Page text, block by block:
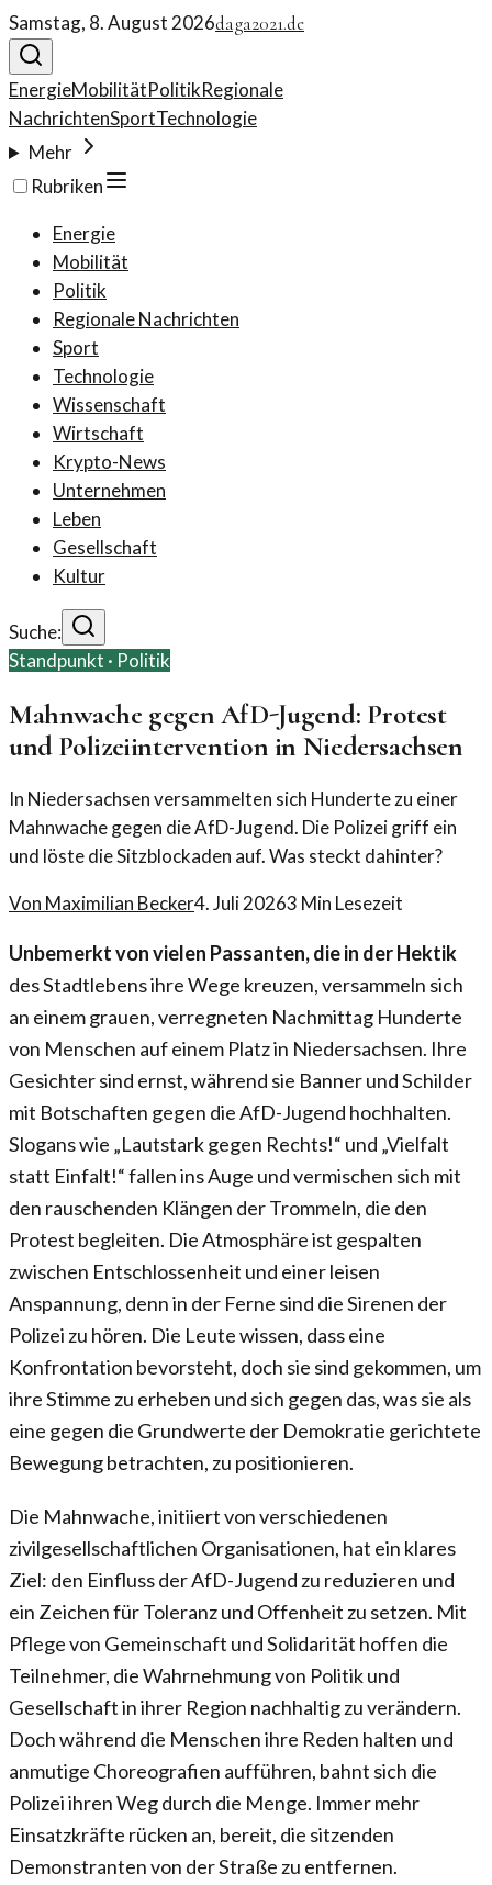
Samstag, 8. August 2026daga2021.de
EnergieMobilitätPolitikRegionale
NachrichtenSportTechnologie
Mehr
Rubriken
Energie
Mobilität
Politik
Regionale Nachrichten
Sport
Technologie
Wissenschaft
Wirtschaft
Krypto-News
Unternehmen
Leben
Gesellschaft
Kultur
Suche:
Standpunkt · Politik
Mahnwache gegen AfD-Jugend: Protest
und Polizeiintervention in Niedersachsen
In Niedersachsen versammelten sich Hunderte zu einer
Mahnwache gegen die AfD-Jugend. Die Polizei griff ein
und löste die Sitzblockaden auf. Was steckt dahinter?
Von Maximilian Becker4. Juli 20263 Min Lesezeit
Unbemerkt von vielen Passanten, die in der Hektik
des Stadtlebens ihre Wege kreuzen, versammeln sich
an einem grauen, verregneten Nachmittag Hunderte
von Menschen auf einem Platz in Niedersachsen. Ihre
Gesichter sind ernst, während sie Banner und Schilder
mit Botschaften gegen die AfD-Jugend hochhalten.
Slogans wie „Lautstark gegen Rechts!“ und „Vielfalt
statt Einfalt!“ fallen ins Auge und vermischen sich mit
den rauschenden Klängen der Trommeln, die den
Protest begleiten. Die Atmosphäre ist gespalten
zwischen Entschlossenheit und einer leisen
Anspannung, denn in der Ferne sind die Sirenen der
Polizei zu hören. Die Leute wissen, dass eine
Konfrontation bevorsteht, doch sie sind gekommen, um
ihre Stimme zu erheben und sich gegen das, was sie als
eine gegen die Grundwerte der Demokratie gerichtete
Bewegung betrachten, zu positionieren.
Die Mahnwache, initiiert von verschiedenen
zivilgesellschaftlichen Organisationen, hat ein klares
Ziel: den Einfluss der AfD-Jugend zu reduzieren und
ein Zeichen für Toleranz und Offenheit zu setzen. Mit
Pflege von Gemeinschaft und Solidarität hoffen die
Teilnehmer, die Wahrnehmung von Politik und
Gesellschaft in ihrer Region nachhaltig zu verändern.
Doch während die Menschen ihre Reden halten und
anmutige Choreografien aufführen, bahnt sich die
Polizei ihren Weg durch die Menge. Immer mehr
Einsatzkräfte rücken an, bereit, die sitzenden
Demonstranten von der Straße zu entfernen.